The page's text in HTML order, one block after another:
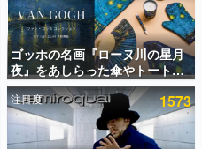
ーの方々に製作時のエピソードをお
画（ゲーム）とは何か？を探ってい
けない。『赫本』は、〈試験問題〉
小説集です。
ゴッホの名画『ローヌ川の星月
夜』をあしらった傘やトートバ
ッグなどが登場。8月7日21時よ
り2日間限定で予約販売
注目度 1573